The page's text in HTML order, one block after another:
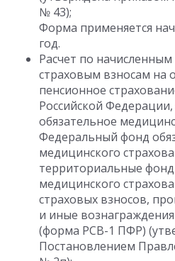
№ 43);
Форма применяется
год.
Расчет по
страховым взносам на
пенсионное
Российской
обязательное
Федеральный фонд
медицинского
территориальные
медицинского
страховых взносов,
и иные
(форма РСВ-1 ПФР)
Постановлением